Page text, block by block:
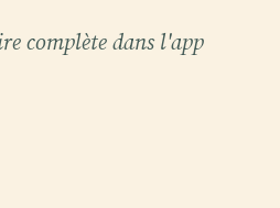
complète dans l'app